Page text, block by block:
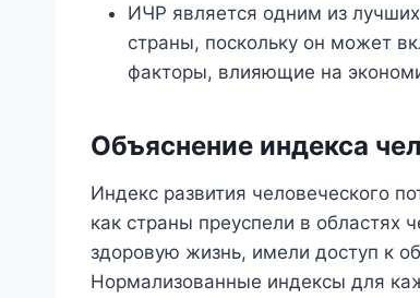
ИЧР является одним из
страны, поскольку он может
факторы, влияющие на
Объяснение индекса
Индекс развития человеческого
как страны преуспели в областях
здоровую жизнь, имели доступ к
Нормализованные индексы для